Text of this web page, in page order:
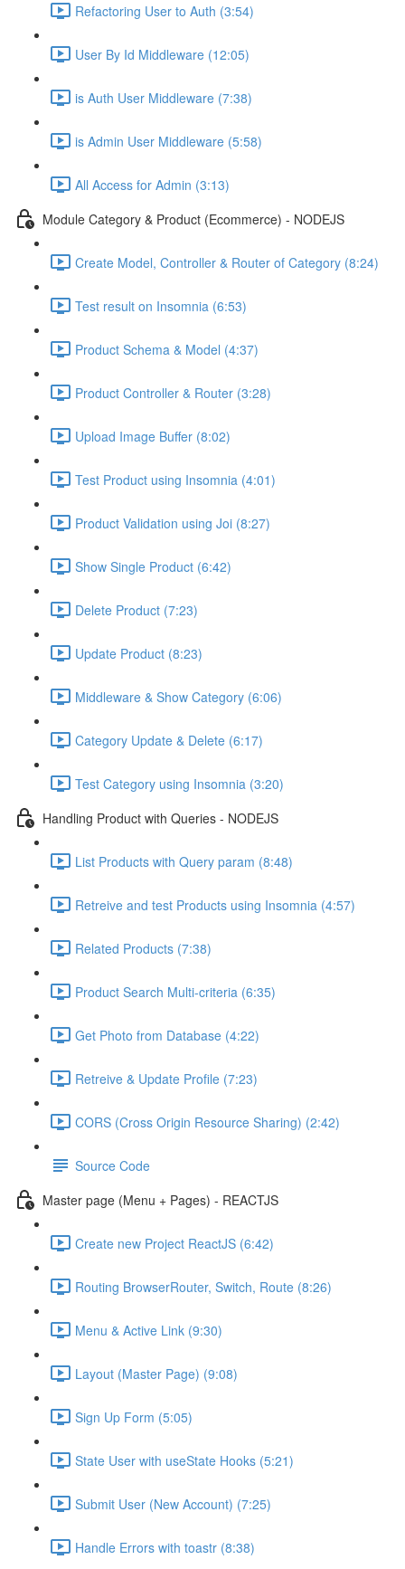
Refactoring User to Auth (3:54)
User By Id Middleware (12:05)
is Auth User Middleware (7:38)
is Admin User Middleware (5:58)
All Access for Admin (3:13)
Module Category & Product (Ecommerce) - NODEJS
Create Model, Controller & Router of Category (8:24)
Test result on Insomnia (6:53)
Product Schema & Model (4:37)
Product Controller & Router (3:28)
Upload Image Buffer (8:02)
Test Product using Insomnia (4:01)
Product Validation using Joi (8:27)
Show Single Product (6:42)
Delete Product (7:23)
Update Product (8:23)
Middleware & Show Category (6:06)
Category Update & Delete (6:17)
Test Category using Insomnia (3:20)
Handling Product with Queries - NODEJS
List Products with Query param (8:48)
Retreive and test Products using Insomnia (4:57)
Related Products (7:38)
Product Search Multi-criteria (6:35)
Get Photo from Database (4:22)
Retreive & Update Profile (7:23)
CORS (Cross Origin Resource Sharing) (2:42)
Source Code
Master page (Menu + Pages) - REACTJS
Create new Project ReactJS (6:42)
Routing BrowserRouter, Switch, Route (8:26)
Menu & Active Link (9:30)
Layout (Master Page) (9:08)
Sign Up Form (5:05)
State User with useState Hooks (5:21)
Submit User (New Account) (7:25)
Handle Errors with toastr (8:38)